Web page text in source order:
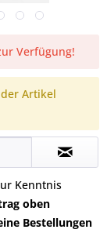
Verfügung!
Artikel
Kenntnis
oben
Bestellungen